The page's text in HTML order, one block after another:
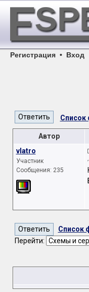
Регистрация • Вход
Список
Автор
vlatro
Участник
Сообщения: 235
Список
Перейти: